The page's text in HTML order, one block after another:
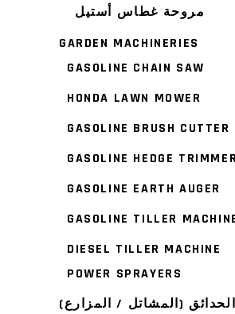
مروحة غطاس أستيل
GARDEN MACHINERIES
GASOLINE CHAIN SAW
HONDA LAWN MOWER
GASOLINE BRUSH CUTTER
GASOLINE HEDGE
GASOLINE EARTH AUGER
GASOLINE TILLER
DIESEL TILLER MACHINE
POWER SPRAYERS
(المشاتل / المزارع)